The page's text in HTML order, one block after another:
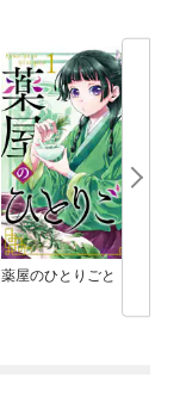
薬屋のひとりごと